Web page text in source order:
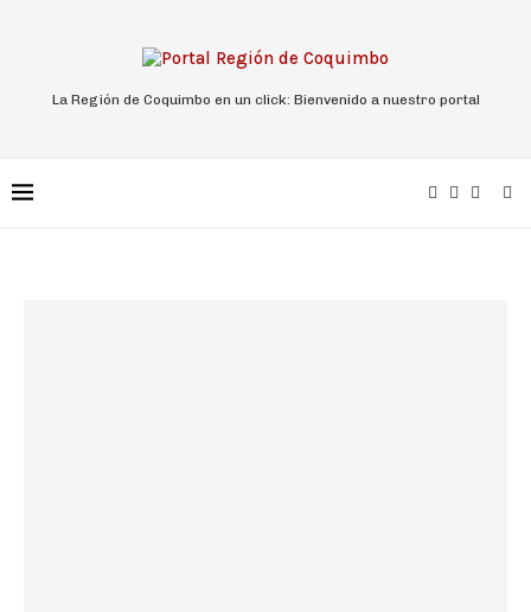
La Región de Coquimbo en un click: Bienvenido a nuestro portal